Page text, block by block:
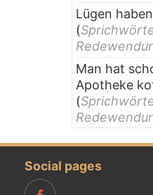
Lügen
(
Man hat
Apotheke
(
Social pages